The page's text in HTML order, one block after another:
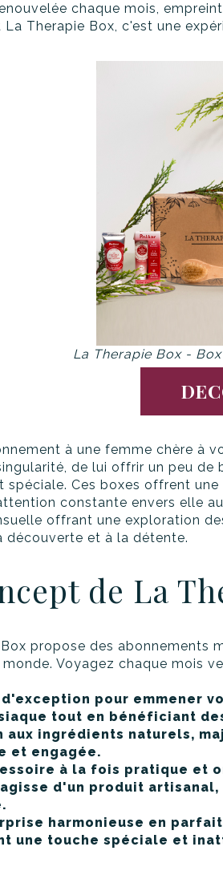
chaque mois,
Therapie Box, c'est une
La Therapie Box -
à une femme chère à
de lui offrir un peu de
spéciale. Ces boxes offrent
constante envers elle
offrant une exploration
découverte et à la détente.
de La
propose des abonnements
Voyagez chaque mois
d'exception pour emmener
tout en bénéficiant
aux ingrédients naturels,
et engagée.
à la fois pratique et
d'un produit
harmonieuse en
une touche spéciale et